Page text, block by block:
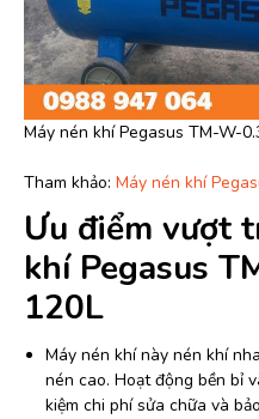
Máy nén khí Pegasus TM-W-
Tham khảo: Máy nén khí
Ưu điểm vượt
khí Pegasus
120L
Máy nén khí này nén khí
nén cao. Hoạt động bền bỉ
kiệm chi phí sửa chữa và